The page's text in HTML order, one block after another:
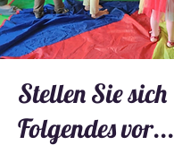
Stellen Sie sich
Folgendes vor...